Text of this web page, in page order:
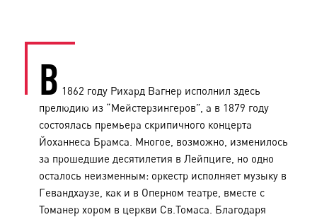
В 1862 году Рихард Вагнер исполнил здесь
прелюдию из “Мейстерзингеров”, а в 1879 году
состоялась премьера скрипичного концерта
Йоханнеса Брамса. Многое, возможно, изменилось
за прошедшие десятилетия в Лейпциге, но одно
осталось неизменным: оркестр исполняет музыку в
Гевандхаузе, как и в Оперном театре, вместе с
Томанер хором в церкви Св.Томаса. Благодаря